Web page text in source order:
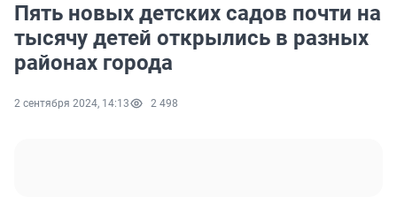
Пять новых детских садов почти на
тысячу детей открылись в разных
районах города
2 сентября 2024, 14:13 2 498